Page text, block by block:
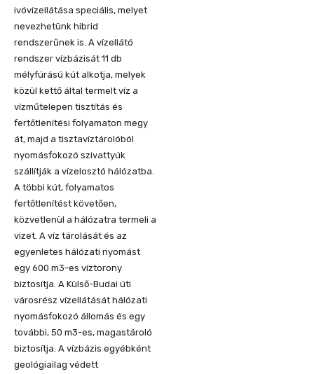
ivóvízellátása speciális, melyet
nevezhetünk hibrid
rendszerűnek is. A vízellátó
rendszer vízbázisát 11 db
mélyfúrású kút alkotja, melyek
közül kettő által termelt víz a
vízműtelepen tisztítás és
fertőtlenítési folyamaton megy
át, majd a tisztavíztárolóból
nyomásfokozó szivattyúk
szállítják a vízelosztó hálózatba.
A többi kút, folyamatos
fertőtlenítést követően,
közvetlenül a hálózatra termeli a
vizet. A víz tárolását és az
egyenletes hálózati nyomást
egy 600 m3-es víztorony
biztosítja. A Külső-Budai úti
városrész vízellátását hálózati
nyomásfokozó állomás és egy
további, 50 m3-es, magastároló
biztosítja. A vízbázis egyébként
geológiailag védett